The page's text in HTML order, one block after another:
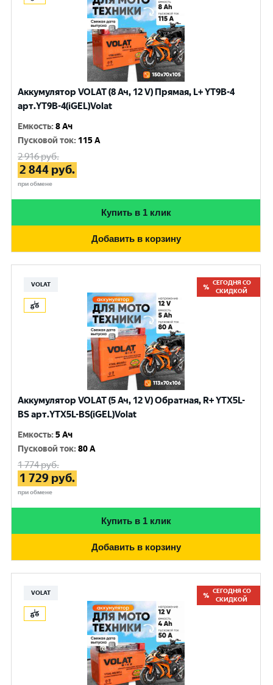
Аккумулятор VOLAT (8 Ач, 12 V) Прямая, L+ YT9B-4
арт.YT9B-4(iGEL)Volat
Емкость:8 Ач
Пусковой ток: 115 A
2 916руб.
2 844 руб.
при обмене
Купить в 1 клик
Добавить в корзину
VOLAT
СЕГОДНЯ СО
СКИДКОЙ
Аккумулятор VOLAT (5 Ач, 12 V) Обратная, R+ YTX5L-
BS арт.YTX5L-BS(iGEL)Volat
Емкость:5 Ач
Пусковой ток:80 A
1 774руб.
1 729 руб.
при обмене
Купить в 1 клик
Добавить в корзину
VOLAT
СЕГОДНЯ СО
СКИДКОЙ